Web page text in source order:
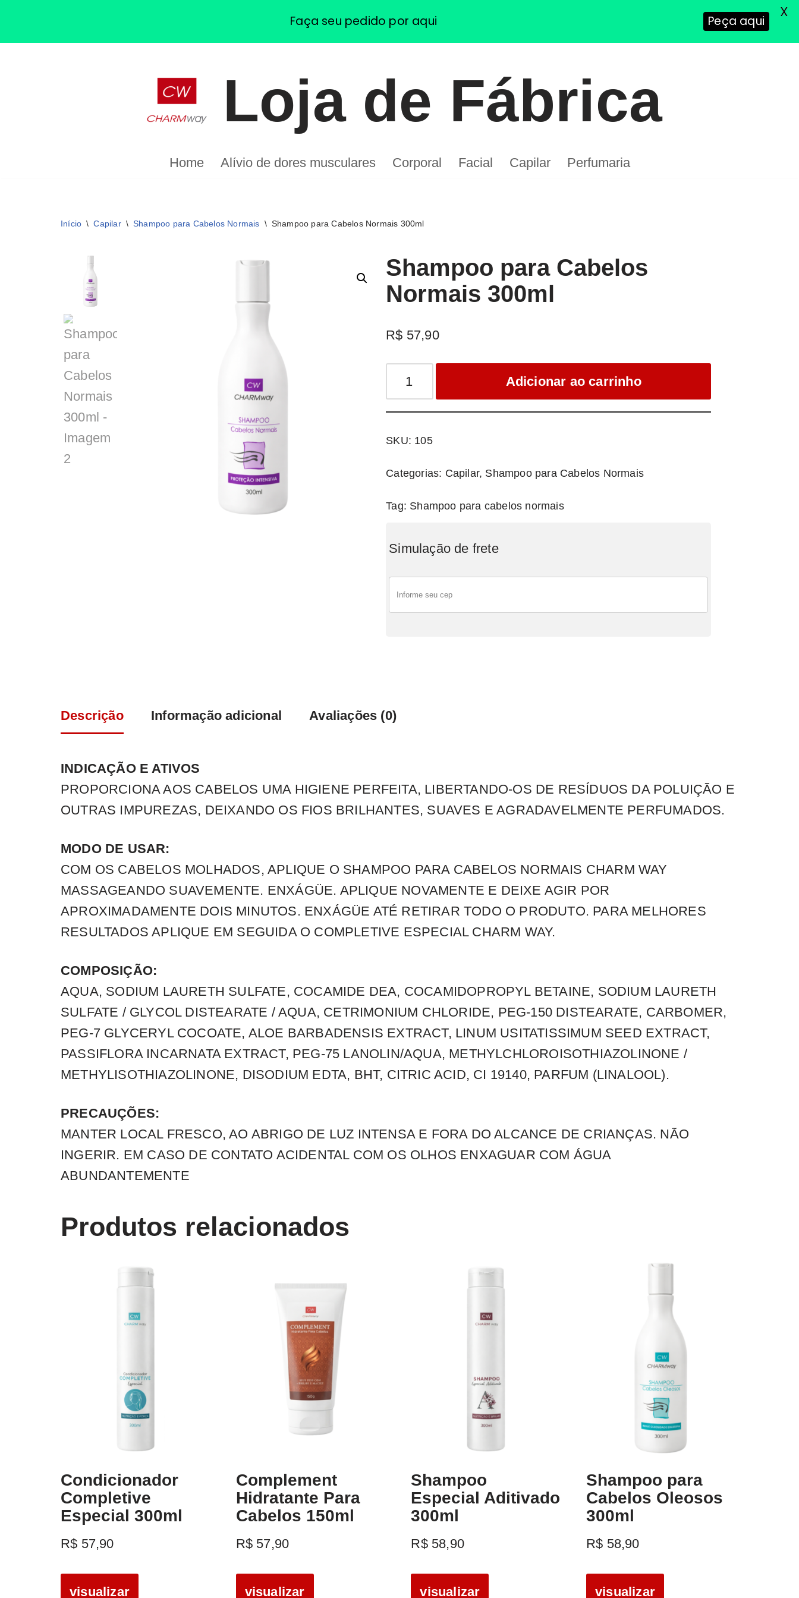
Loja de Fábrica
Home Alívio de dores musculares Corporal Facial Capilar Perfumaria
Início \ Capilar \ Shampoo para Cabelos Normais \ Shampoo para Cabelos Normais 300ml
Shampoo para Cabelos
Normais 300ml
R$ 57,90
Adicionar ao carrinho
SKU: 105
Categorias: Capilar, Shampoo para Cabelos Normais
Tag: Shampoo para cabelos normais
Simulação de frete
Descrição Informação adicional Avaliações (0)
INDICAÇÃO E ATIVOS
PROPORCIONA AOS CABELOS UMA HIGIENE PERFEITA, LIBERTANDO-OS DE RESÍDUOS DA POLUIÇÃO E
OUTRAS IMPUREZAS, DEIXANDO OS FIOS BRILHANTES, SUAVES E AGRADAVELMENTE PERFUMADOS.
MODO DE USAR:
COM OS CABELOS MOLHADOS, APLIQUE O SHAMPOO PARA CABELOS NORMAIS CHARM WAY
MASSAGEANDO SUAVEMENTE. ENXÁGÜE. APLIQUE NOVAMENTE E DEIXE AGIR POR
APROXIMADAMENTE DOIS MINUTOS. ENXÁGÜE ATÉ RETIRAR TODO O PRODUTO. PARA MELHORES
RESULTADOS APLIQUE EM SEGUIDA O COMPLETIVE ESPECIAL CHARM WAY.
COMPOSIÇÃO:
AQUA, SODIUM LAURETH SULFATE, COCAMIDE DEA, COCAMIDOPROPYL BETAINE, SODIUM LAURETH
SULFATE / GLYCOL DISTEARATE / AQUA, CETRIMONIUM CHLORIDE, PEG-150 DISTEARATE, CARBOMER,
PEG-7 GLYCERYL COCOATE, ALOE BARBADENSIS EXTRACT, LINUM USITATISSIMUM SEED EXTRACT,
PASSIFLORA INCARNATA EXTRACT, PEG-75 LANOLIN/AQUA, METHYLCHLOROISOTHIAZOLINONE /
METHYLISOTHIAZOLINONE, DISODIUM EDTA, BHT, CITRIC ACID, CI 19140, PARFUM (LINALOOL).
PRECAUÇÕES:
MANTER LOCAL FRESCO, AO ABRIGO DE LUZ INTENSA E FORA DO ALCANCE DE CRIANÇAS. NÃO
INGERIR. EM CASO DE CONTATO ACIDENTAL COM OS OLHOS ENXAGUAR COM ÁGUA
ABUNDANTEMENTE
Produtos relacionados
Condicionador
Completive
Especial 300ml
R$ 57,90
visualizar
Complement
Hidratante Para
Cabelos 150ml
R$ 57,90
visualizar
Shampoo
Especial Aditivado
300ml
R$58,90
visualizar
Shampoo para
Cabelos Oleosos
300ml
R$ 58,90
visualizar
Faça seu pedido por aqui Peça aqui
X